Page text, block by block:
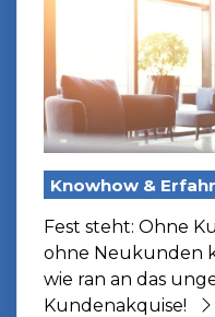
Knowhow &
Fest steht: Ohne
ohne Neukunden
wie ran an das
Kundenakquise!